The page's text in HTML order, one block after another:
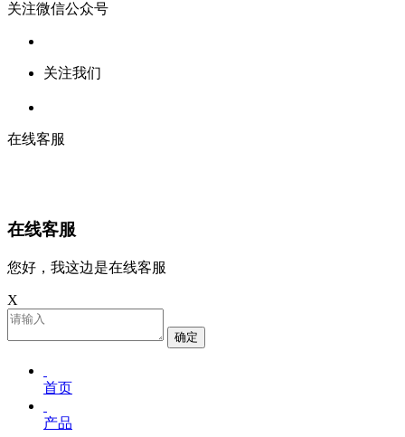
关注微信公众号
关注我们
在线客服
在线客服
您好，我这边是在线客服
X
确定
首页
产品